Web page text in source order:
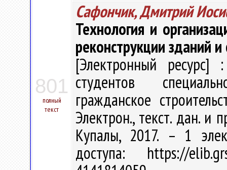
801
полный
текст
Сафончик, Дмитрий
Технология и
реконструкции зданий
[Электронный ресурс]
студентов
гражданское
Электрон., текст. дан. и
Купалы, 2017. – 1
доступа: https://